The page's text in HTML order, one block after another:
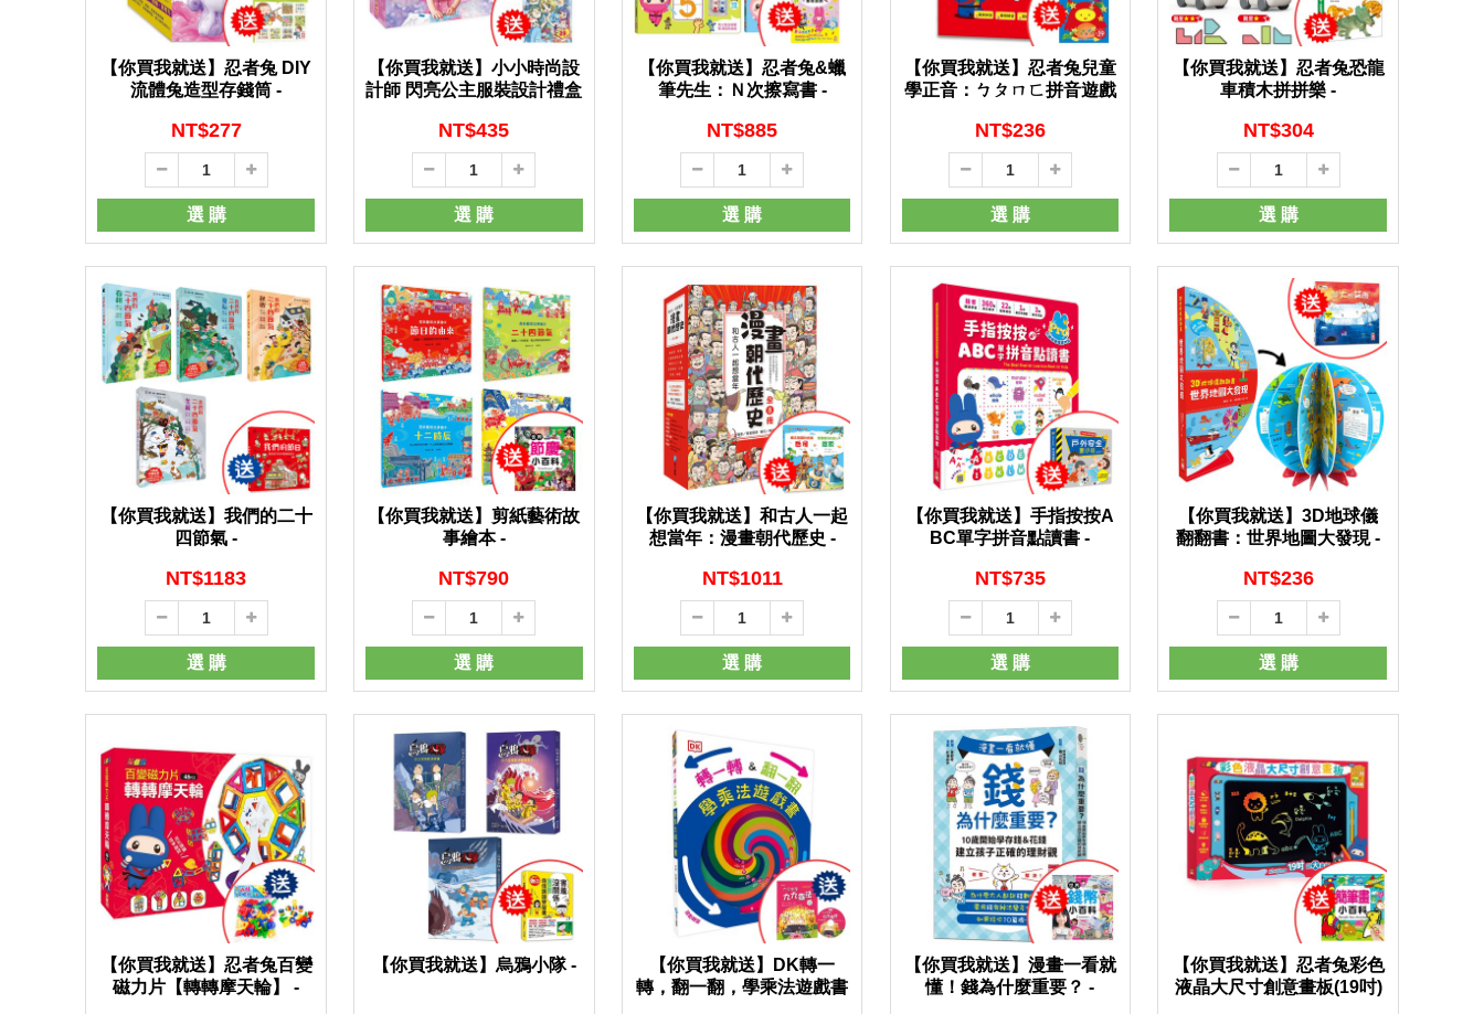
【你買我就送】忍者兔 DIY
流體兔造型存錢筒 -
NT$277
選 購
【你買我就送】小小時尚設
計師 閃亮公主服裝設計禮盒
NT$435
選 購
【你買我就送】忍者兔&蠟
筆先生：Ｎ次擦寫書 -
NT$885
選 購
【你買我就送】忍者兔兒童
學正音：ㄅㄆㄇㄈ拼音遊戲
NT$236
選 購
【你買我就送】忍者兔恐龍
車積木拼拼樂 -
NT$304
選 購
【你買我就送】我們的二十
四節氣 -
NT$1183
選 購
【你買我就送】剪紙藝術故
事繪本 -
NT$790
選 購
【你買我就送】和古人一起
想當年：漫畫朝代歷史 -
NT$1011
選 購
【你買我就送】手指按按A
BC單字拼音點讀書 -
NT$735
選 購
【你買我就送】3D地球儀
翻翻書：世界地圖大發現 -
NT$236
選 購
【你買我就送】忍者兔百變
磁力片【轉轉摩天輪】 -
【你買我就送】烏鴉小隊 -
【你買我就送】DK轉一
轉，翻一翻，學乘法遊戲書
【你買我就送】漫畫一看就
懂！錢為什麼重要？ -
【你買我就送】忍者兔彩色
液晶大尺寸創意畫板(19吋)